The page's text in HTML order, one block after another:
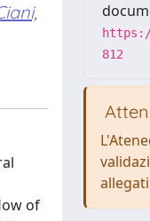
of
812
allegati